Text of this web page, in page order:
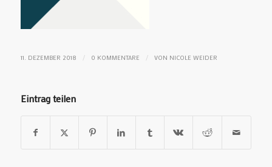
11. DEZEMBER 2018 / 0 KOMMENTARE / VON NICOLE WEIDER
Eintrag teilen